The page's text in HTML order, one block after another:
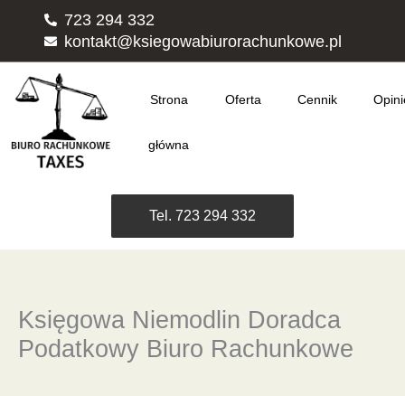
723 294 332
kontakt@ksiegowabiurorachunkowe.pl
Strona
główna
Oferta Cennik
Tel. 723 294 332
Księgowa Niemodlin Doradca
Podatkowy Biuro Rachunkowe